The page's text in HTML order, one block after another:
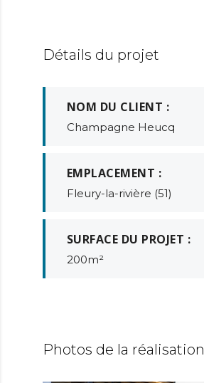
Détails du projet
NOM DU CLIENT :
Champagne Heucq
EMPLACEMENT :
Fleury-la-rivière (51)
SURFACE DU PROJET :
200m²
Photos de la réalisation